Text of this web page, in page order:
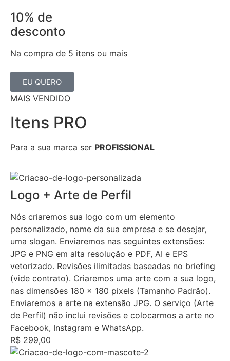
10% de
desconto
Na compra de 5 itens ou mais
EU QUERO
MAIS VENDIDO
Itens PRO
Para a sua marca ser PROFISSIONAL
Logo + Arte de Perfil
Nós criaremos sua logo com um elemento
personalizado, nome da sua empresa e se desejar,
uma slogan. Enviaremos nas seguintes extensões:
JPG e PNG em alta resolução e PDF, AI e EPS
vetorizado. Revisões ilimitadas baseadas no briefing
(vide contrato). Criaremos uma arte com a sua logo,
nas dimensões 180 x 180 pixels (Tamanho Padrão).
Enviaremos a arte na extensão JPG. O serviço (Arte
de Perfil) não inclui revisões e colocarmos a arte no
Facebook, Instagram e WhatsApp.
R$ 299,00